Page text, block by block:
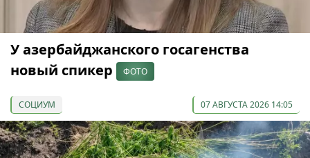
У азербайджанского госагенства
новый спикер
ФОТО
СОЦИУМ 07 АВГУСТА 2026 14:05